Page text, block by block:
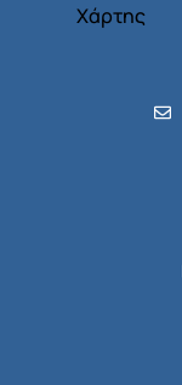
Χάρτης